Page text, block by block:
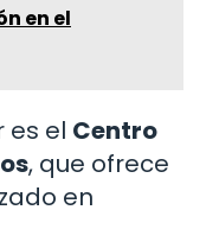
en el
es el Centro
, que ofrece
en